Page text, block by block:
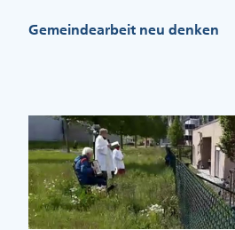
Gemeindearbeit neu denken